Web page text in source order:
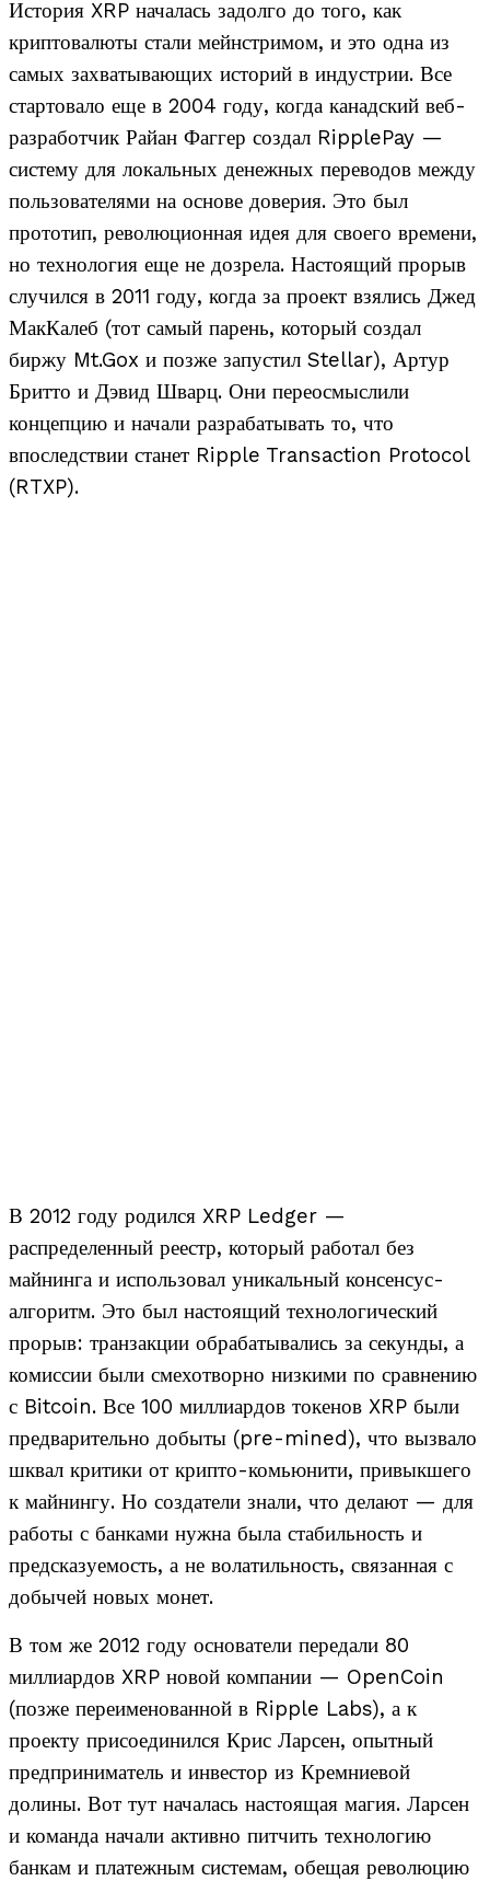
История XRP началась задолго до того, как
криптовалюты стали мейнстримом, и это одна из
самых захватывающих историй в индустрии. Все
стартовало еще в 2004 году, когда канадский веб-
разработчик Райан Фаггер создал RipplePay —
систему для локальных денежных переводов между
пользователями на основе доверия. Это был
прототип, революционная идея для своего времени,
но технология еще не дозрела. Настоящий прорыв
случился в 2011 году, когда за проект взялись Джед
МакКалеб (тот самый парень, который создал
биржу Mt.Gox и позже запустил Stellar), Артур
Бритто и Дэвид Шварц. Они переосмыслили
концепцию и начали разрабатывать то, что
впоследствии станет Ripple Transaction Protocol
(RTXP).
В 2012 году родился XRP Ledger —
распределенный реестр, который работал без
майнинга и использовал уникальный консенсус-
алгоритм. Это был настоящий технологический
прорыв: транзакции обрабатывались за секунды, а
комиссии были смехотворно низкими по сравнению
с Bitcoin. Все 100 миллиардов токенов XRP были
предварительно добыты (pre-mined), что вызвало
шквал критики от крипто-комьюнити, привыкшего
к майнингу. Но создатели знали, что делают — для
работы с банками нужна была стабильность и
предсказуемость, а не волатильность, связанная с
добычей новых монет.
В том же 2012 году основатели передали 80
миллиардов XRP новой компании — OpenCoin
(позже переименованной в Ripple Labs), а к
проекту присоединился Крис Ларсен, опытный
предприниматель и инвестор из Кремниевой
долины. Вот тут началась настоящая магия. Ларсен
и команда начали активно питчить технологию
банкам и платежным системам, обещая революцию